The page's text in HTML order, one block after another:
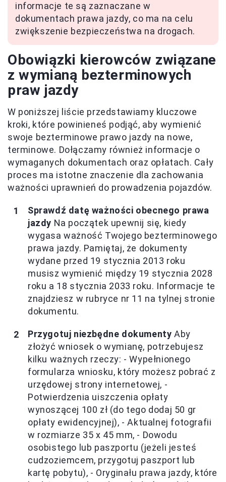
informacje te są zaznaczane w
dokumentach prawa jazdy, co ma na celu
zwiększenie bezpieczeństwa na drogach.
Obowiązki kierowców związane
z wymianą bezterminowych
praw jazdy
W poniższej liście przedstawiamy kluczowe
kroki, które powinieneś podjąć, aby wymienić
swoje bezterminowe prawo jazdy na nowe,
terminowe. Dołączamy również informacje o
wymaganych dokumentach oraz opłatach. Cały
proces ma istotne znaczenie dla zachowania
ważności uprawnień do prowadzenia pojazdów.
Sprawdź datę ważności obecnego prawa
jazdy Na początek upewnij się, kiedy
wygasa ważność Twojego bezterminowego
prawa jazdy. Pamiętaj, że dokumenty
wydane przed 19 stycznia 2013 roku
musisz wymienić między 19 stycznia 2028
roku a 18 stycznia 2033 roku. Informacje te
znajdziesz w rubryce nr 11 na tylnej stronie
dokumentu.
Przygotuj niezbędne dokumenty Aby
złożyć wniosek o wymianę, potrzebujesz
kilku ważnych rzeczy: - Wypełnionego
formularza wniosku, który możesz pobrać z
urzędowej strony internetowej, -
Potwierdzenia uiszczenia opłaty
wynoszącej 100 zł (do tego dodaj 50 gr
opłaty ewidencyjnej), - Aktualnej fotografii
w rozmiarze 35 x 45 mm, - Dowodu
osobistego lub paszportu (jeżeli jesteś
cudzoziemcem, przygotuj paszport lub
kartę pobytu), - Oryginału prawa jazdy, które